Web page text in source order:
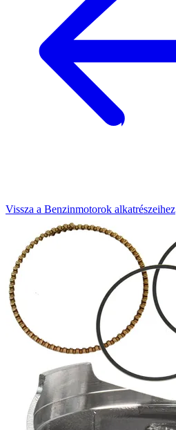
Vissza a Benzinmotorok alkatrészeihez